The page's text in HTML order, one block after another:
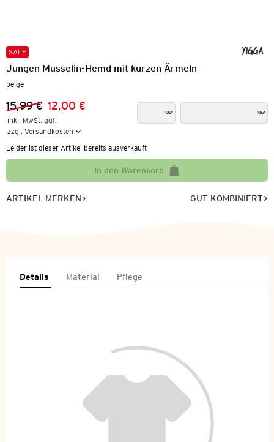
SALE
Jungen Musselin-Hemd mit kurzen Ärmeln
beige
Vorheriger Preis:
15,99 €
Neuer Preis:
12,00 €
inkl. MwSt. ggf.
zzgl. Versandkosten
Leider ist dieser Artikel bereits ausverkauft
In den Warenkorb
ARTIKEL MERKEN GUT KOMBINIERT
Details Material Pflege